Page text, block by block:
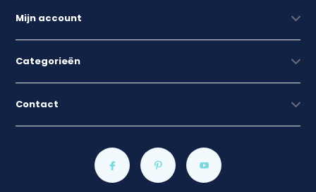
Mijn account
Categorieën
Contact